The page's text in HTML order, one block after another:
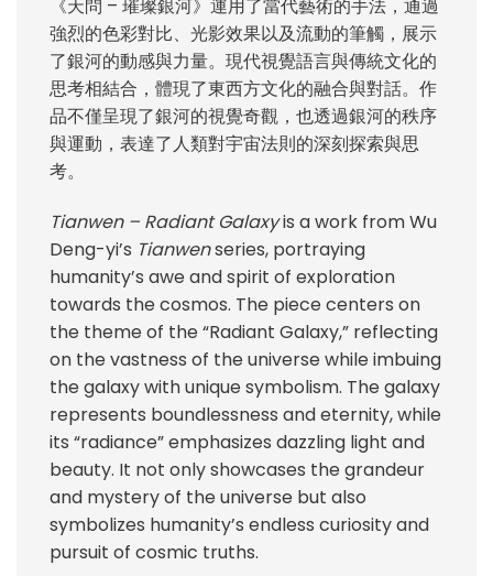
《天問 – 璀璨銀河》運用了當代藝術的手法，通過
強烈的色彩對比、光影效果以及流動的筆觸，展示
了銀河的動感與力量。現代視覺語言與傳統文化的
思考相結合，體現了東西方文化的融合與對話。作
品不僅呈現了銀河的視覺奇觀，也透過銀河的秩序
與運動，表達了人類對宇宙法則的深刻探索與思
考。
Tianwen – Radiant Galaxyis a work from Wu
Deng-yi’s Tianwenseries, portraying
humanity’s awe and spirit of exploration
towards the cosmos. The piece centers on
the theme of the “Radiant Galaxy,” reflecting
on the vastness of the universe while imbuing
the galaxy with unique symbolism. The galaxy
represents boundlessness and eternity, while
its “radiance” emphasizes dazzling light and
beauty. It not only showcases the grandeur
and mystery of the universe but also
symbolizes humanity’s endless curiosity and
pursuit of cosmic truths.